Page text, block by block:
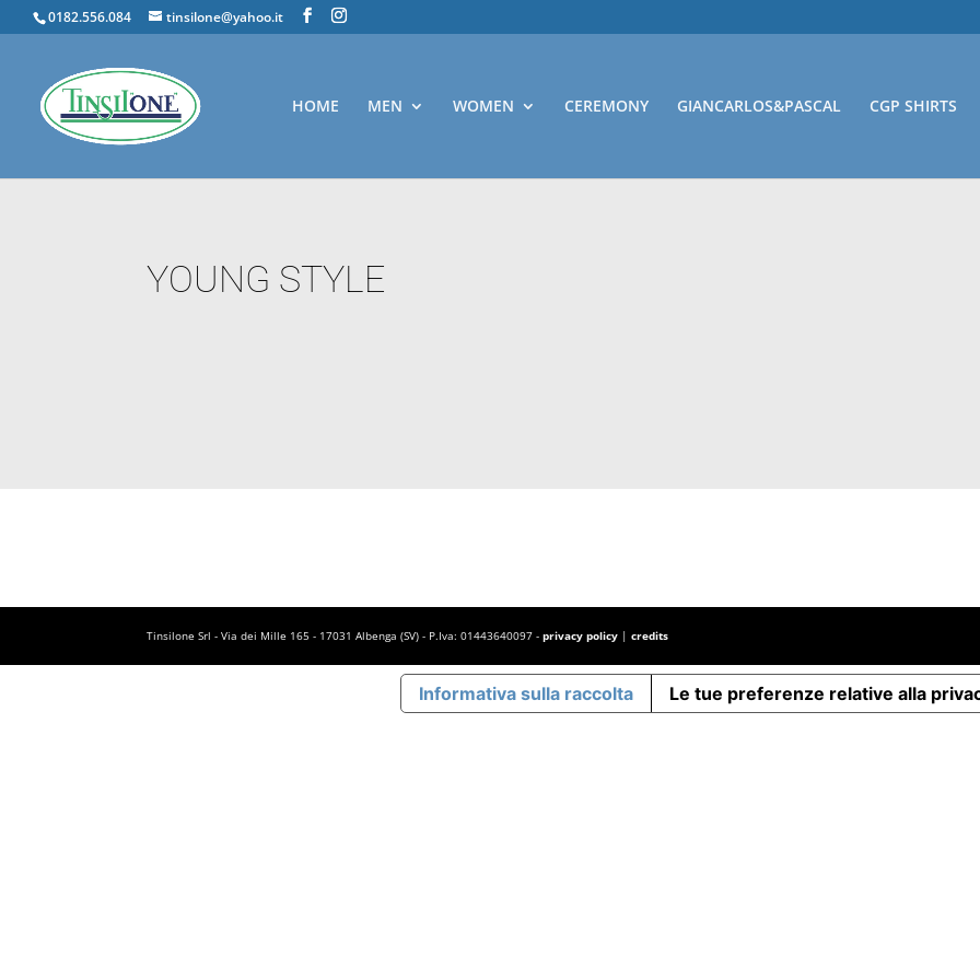
0182.556.084 tinsilone@yahoo.it
HOME MEN WOMEN CEREMONY GIANCARLOS&PASCAL CGP SHIRTS
YOUNG STYLE
Tinsilone Srl - Via dei Mille 165 - 17031 Albenga (SV) - P.Iva: 01443640097 -privacy policy |credits
Informativa sulla raccolta Le tue preferenze relative alla